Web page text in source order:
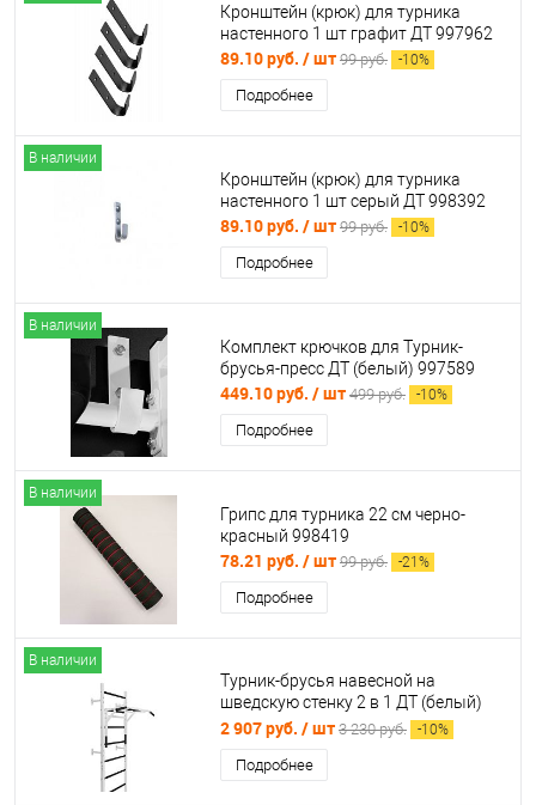
Кронштейн (крюк) для турника
настенного 1 шт графит ДТ 997962
89.10 руб. / шт 99 руб. -10%
Подробнее
В наличии
Кронштейн (крюк) для турника
настенного 1 шт серый ДТ 998392
89.10 руб. / шт 99 руб. -10%
Подробнее
В наличии
Комплект крючков для Турник-
брусья-пресс ДТ (белый) 997589
449.10 руб. / шт 499 руб. -10%
Подробнее
В наличии
Грипс для турника 22 см черно-
красный 998419
78.21 руб. / шт 99 руб. -21 %
Подробнее
В наличии
Турник-брусья навесной на
шведскую стенку 2 в 1 ДТ (белый)
997577
2 907 руб. / шт 3 230 руб. -10%
Подробнее